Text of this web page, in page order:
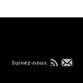
Suivez-nous